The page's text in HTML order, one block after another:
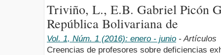
Triviño, L., E.B. Gabriel Picón
República Bolivariana de
Vol. 1, Núm. 1 (2016): enero - junio - Artículos
Creencias de profesores sobre deficiencias